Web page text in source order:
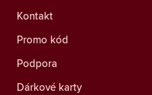
Kontakt
Promo kód
Podpora
Dárkové karty